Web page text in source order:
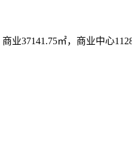
业37141.75㎡，商业中心